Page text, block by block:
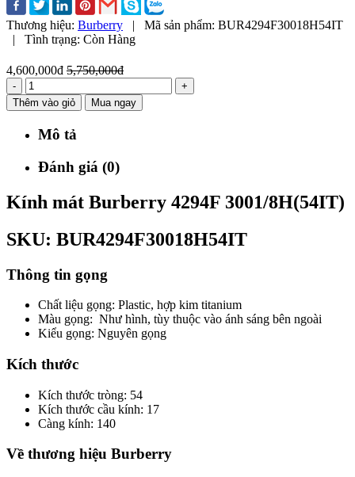
Thương hiệu: Burberry | Mã sản phẩm: BUR4294F30018H54IT
|
Tình trạng: Còn Hàng
4,600,000đ 5,750,000đ
-
+
Thêm vào giỏ
Mua ngay
Mô tả
Đánh giá (0)
Kính mát Burberry 4294F 3001/8H(54IT)
SKU: BUR4294F30018H54IT
Thông tin gọng
Chất liệu gọng: Plastic, hợp kim titanium
Màu gọng: Như hình, tùy thuộc vào ánh sáng bên ngoài
Kiểu gọng: Nguyên gọng
Kích thước
Kích thước tròng: 54
Kích thước cầu kính: 17
Càng kính: 140
Về thương hiệu Burberry